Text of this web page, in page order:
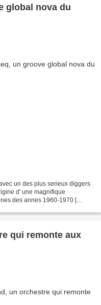
global nova du
un des plus serieux diggers
d' une magnifique
des annes 1960-1970 [
qui remonte aux